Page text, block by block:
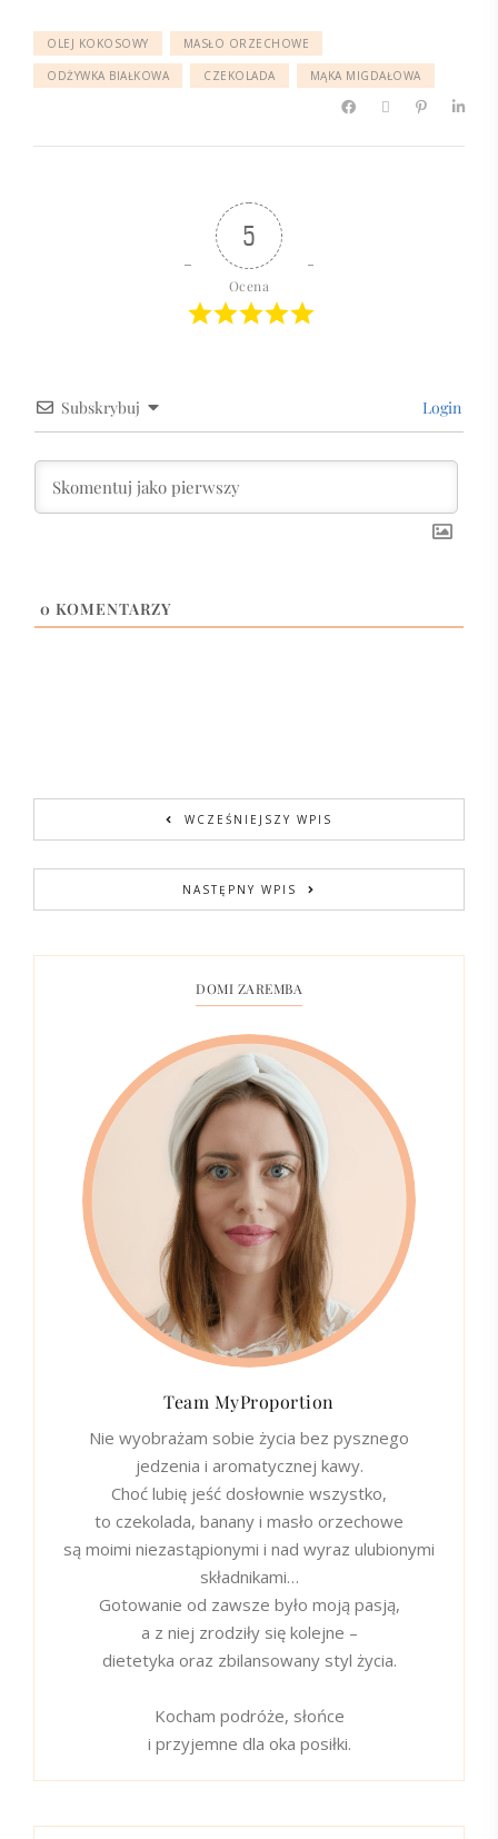
OLEJ KOKOSOWY MASŁO ORZECHOWE
ODŻYWKA BIAŁKOWA CZEKOLADA MĄKA MIGDAŁOWA
5
Ocena
Subskrybuj Login
0 KOMENTARZY
WCZEŚNIEJSZY WPIS
NASTĘPNY WPIS
DOMI ZAREMBA
Team MyProportion
Nie wyobrażam sobie życia bez pysznego
jedzenia i aromatycznej kawy.
Choć lubię jeść dosłownie wszystko,
to czekolada, banany i masło orzechowe
są moimi niezastąpionymi i nad wyraz ulubionymi
składnikami…
Gotowanie od zawsze było moją pasją,
a z niej zrodziły się kolejne –
dietetyka oraz zbilansowany styl życia.
Kocham podróże, słońce
i przyjemne dla oka posiłki.